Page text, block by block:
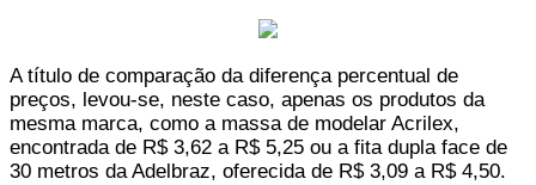
A título de comparação da diferença percentual de
preços, levou-se, neste caso, apenas os produtos da
mesma marca, como a massa de modelar Acrilex,
encontrada de R$ 3,62 a R$ 5,25 ou a fita dupla face de
30 metros da Adelbraz, oferecida de R$ 3,09 a R$ 4,50.